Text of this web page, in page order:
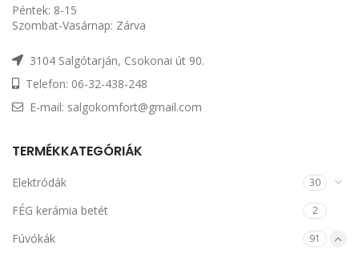
Péntek: 8-15
Szombat-Vasárnap: Zárva
3104 Salgótarján, Csokonai út 90.
Telefon: 06-32-438-248
E-mail: salgokomfort@gmail.com
TERMÉKKATEGÓRIÁK
Elektródák 30
FÉG kerámia betét 2
Fúvókák 91